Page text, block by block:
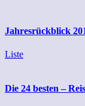
Jahresrückblick
Liste
Die 24 besten –